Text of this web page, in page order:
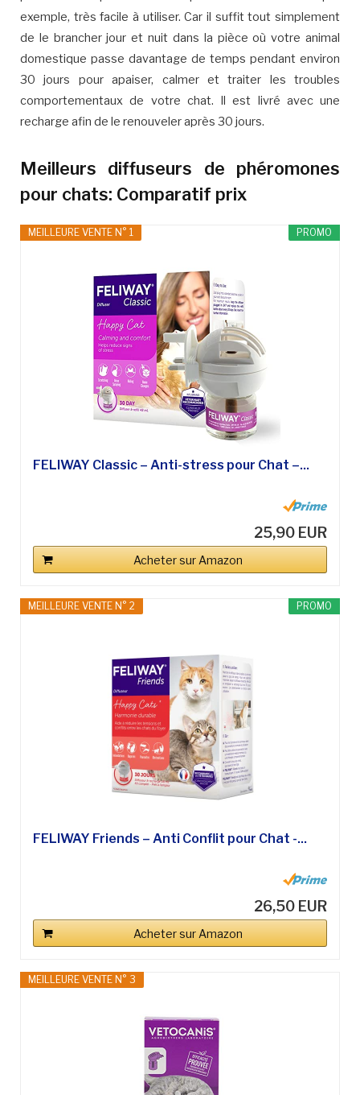
exemple, très facile à utiliser. Car il suffit tout simplement
de le brancher jour et nuit dans la pièce où votre animal
domestique passe davantage de temps pendant environ
30 jours pour apaiser, calmer et traiter les troubles
comportementaux de votre chat. Il est livré avec une
recharge afin de le renouveler après 30 jours.
Meilleurs diffuseurs de phéromones
pour chats: Comparatif prix
PROMO
MEILLEURE VENTE N° 1
FELIWAY Classic – Anti-stress pour Chat –...
25,90 EUR
Acheter sur Amazon
PROMO
MEILLEURE VENTE N° 2
FELIWAY Friends – Anti Conflit pour Chat -...
26,50 EUR
Acheter sur Amazon
MEILLEURE VENTE N° 3